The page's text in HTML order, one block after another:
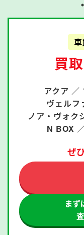
買
アクア ／
ヴェルフ
ノア・ヴォク
N BOX
ぜ
まず